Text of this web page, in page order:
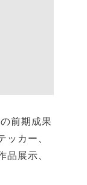
前期成果
ッカー、
品展示、